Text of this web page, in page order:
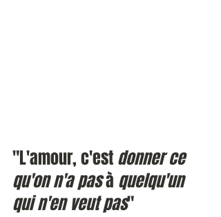
"L'amour, c'est donner ce
qu'on n'a pas à quelqu'un
qui n'en veut pas"